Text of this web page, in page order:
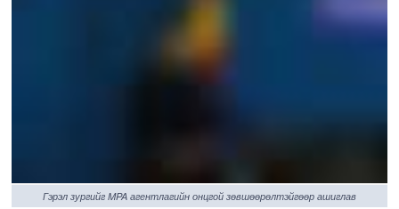
Гэрэл зургийг MPA агентлагийн онцгой зөвшөөрөлтэйгөөр ашиглав